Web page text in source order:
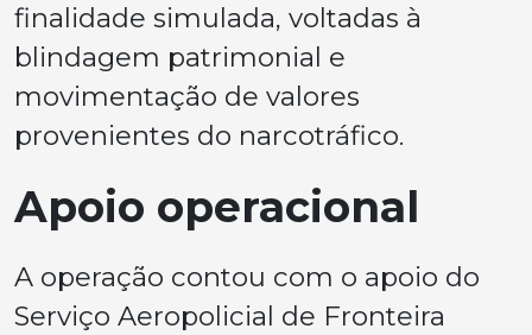
finalidade simulada, voltadas à
blindagem patrimonial e
movimentação de valores
provenientes do narcotráfico.
Apoio operacional
A operação contou com o apoio do
Serviço Aeropolicial de Fronteira